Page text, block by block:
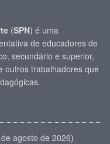
(SPN) é uma
de educadores de
secundário e superior,
outros trabalhadores que
agosto de 2026)